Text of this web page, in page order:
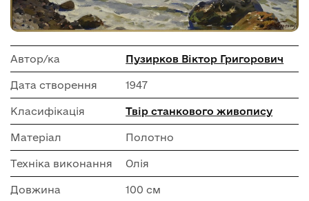
Автор/ка Пузирков Віктор Григорович
Дата створення 1947
Класифікація Твір станкового живопису
Матеріал Полотно
Техніка виконання Олія
Довжина 100 см